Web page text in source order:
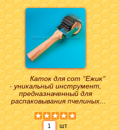
шт
Каток для сот "Ежик"
- уникальный инструмент,
предназначенный для
распаковывания пчелиных
сот, наполненных мёдом или
пергой. Принцип..